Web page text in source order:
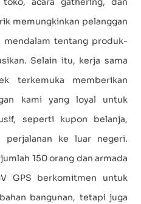
memungkinkan pelanggan
mendalam tentang produk-
Selain itu, kerja sama
terkemuka memberikan
kami yang loyal untuk
seperti kupon belanja,
perjalanan ke luar negeri.
150 orang dan armada
GPS berkomitmen untuk
bangunan, tetapi juga